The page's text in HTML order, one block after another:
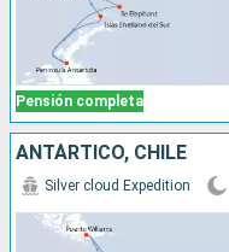
Pensión completa
ANTÁRTICO, CHILE
Silver cloud Expedition